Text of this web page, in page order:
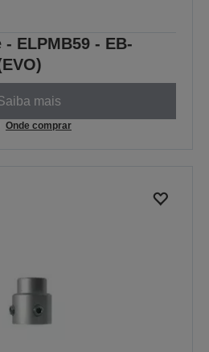
ELPMB59 - EB-
mais
Onde comprar